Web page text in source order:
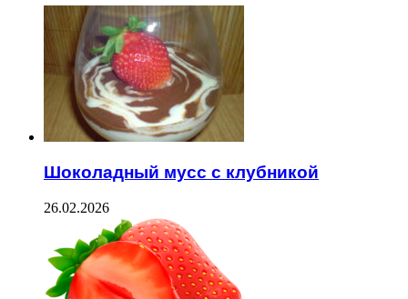
Шоколадный мусс с клубникой
26.02.2026